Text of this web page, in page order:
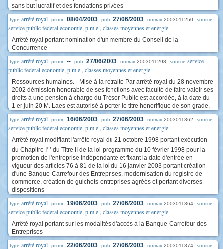
sans but lucratif et des fondations privées
type arrêté royal prom. 08/04/2003 pub. 27/06/2003 numac 2003011250 source
service public federal economie, p.m.e., classes moyennes et energie
Arrêté royal portant nomination d'un membre du Conseil de la
Concurrence
type arrêté royal prom. -- pub. 27/06/2003 numac 2003011298 source service
public federal economie, p.m.e., classes moyennes et energie
Ressources humaines. - Mise à la retraite Par arrêté royal du 28 novembre
2002 démission honorable de ses fonctions avec faculté de faire valoir ses
droits à une pension à charge du Trésor Public est accordée, à la date du
1 er juin 20 M. Laes est autorisé à porter le titre honorifique de son grade.
type arrêté royal prom. 16/06/2003 pub. 27/06/2003 numac 2003011362 source
service public federal economie, p.m.e., classes moyennes et energie
Arrêté royal modifiant l'arrêté royal du 21 octobre 1998 portant exécution
du Chapitre I
er du Titre II de la loi-programme du 10 février 1998 pour la
promotion de l'entreprise indépendante et fixant la date d'entrée en
vigueur des articles 76 à 81 de la loi du 16 janvier 2003 portant création
d'une Banque-Carrefour des Entreprises, modernisation du registre de
commerce, création de guichets-entreprises agréés et portant diverses
dispositions
type arrêté royal prom. 19/06/2003 pub. 27/06/2003 numac 2003011364 source
service public federal economie, p.m.e., classes moyennes et energie
Arrêté royal portant sur les modalités d'accès à la Banque-Carrefour des
Entreprises
type arrêté royal prom. 22/06/2003 pub. 27/06/2003 numac 2003011374 source